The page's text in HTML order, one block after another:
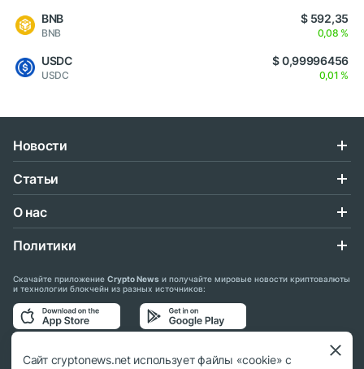
BNB
BNB
$ 592,35
0,08 %
USDC
USDC
$ 0,99996456
0,01 %
Новости
Статьи
О нас
Политики
Скачайте приложение Crypto News и получайте мировые новости криптовалюты
и технологии блокчейн из разных источников:
Подписывайтесь на нас в социальных сетях:
Сайт cryptonews.net использует файлы «cookie» с